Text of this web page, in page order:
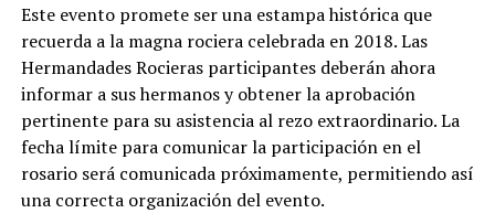
Este evento promete ser una estampa histórica que
recuerda a la magna rociera celebrada en 2018. Las
Hermandades Rocieras participantes deberán ahora
informar a sus hermanos y obtener la aprobación
pertinente para su asistencia al rezo extraordinario. La
fecha límite para comunicar la participación en el
rosario será comunicada próximamente, permitiendo así
una correcta organización del evento.